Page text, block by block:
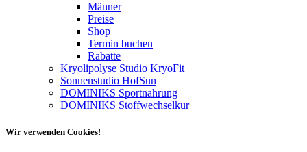
Männer
Preise
Shop
Termin buchen
Rabatte
Kryolipolyse Studio KryoFit
Sonnenstudio HofSun
DOMINIKS Sportnahrung
DOMINIKS Stoffwechselkur
Wir verwenden Cookies!